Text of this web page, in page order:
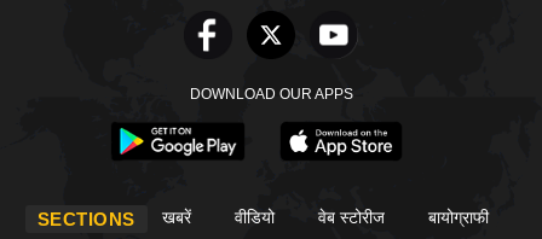
DOWNLOAD OUR APPS
SECTIONS खबरें वीडियो वेब स्टोरीज बायोग्राफी